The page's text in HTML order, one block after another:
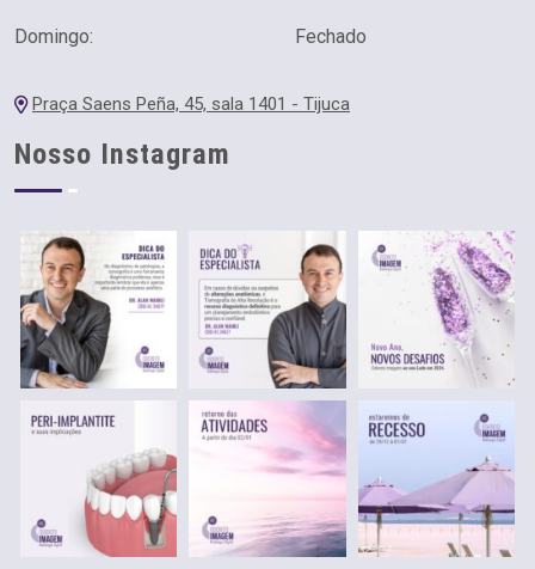
Domingo: Fechado
Praça Saens Peña, 45, sala 1401 - Tijuca
Nosso Instagram